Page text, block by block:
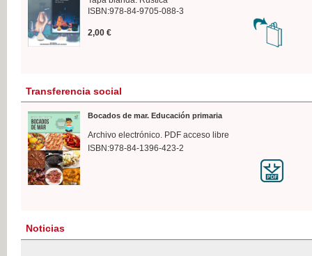
ISBN:978-84-9705-088-3
2,00 €
Transferencia social
Bocados de mar. Educación primaria
Archivo electrónico. PDF acceso libre
ISBN:978-84-1396-423-2
Noticias